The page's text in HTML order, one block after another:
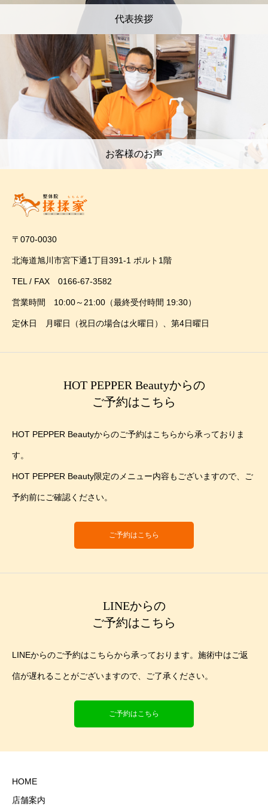
代表挨拶
お客様のお声
〒070-0030
北海道旭川市宮下通1丁目391-1 ポルト1階
TEL / FAX 0166-67-3582
営業時間 10:00～21:00（最終受付時間 19:30）
定休日 月曜日（祝日の場合は火曜日）、第4日曜日
HOT PEPPER Beautyからの
ご予約はこちら
HOT PEPPER Beautyからのご予約はこちらから承っておりま
す。
HOT PEPPER Beauty限定のメニュー内容もございますので、ご
予約前にご確認ください。
ご予約はこちら
LINEからの
ご予約はこちら
LINEからのご予約はこちらから承っております。施術中はご返
信が遅れることがございますので、ご了承ください。
ご予約はこちら
HOME
店舗案内